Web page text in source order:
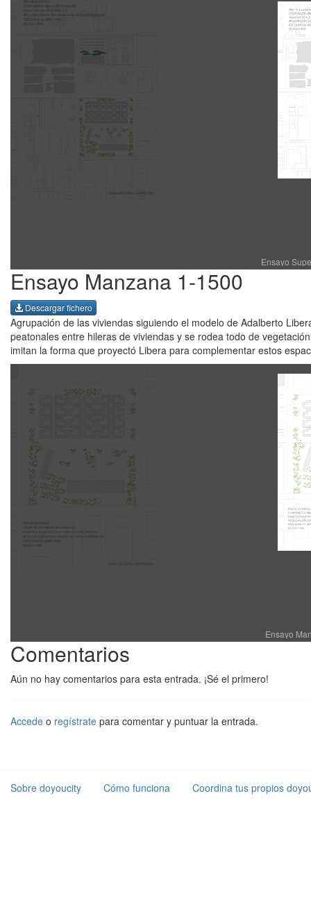
Ensayo
Ensayo Manzana 1-1500
Descargar fichero
Agrupación de las viviendas siguiendo el modelo de Adalberto
peatonales entre hileras de viviendas y se rodea todo de
imitan la forma que proyectó Libera para complementar estos
Ensayo
Comentarios
Aún no hay comentarios para esta entrada. ¡Sé el primero!
Accede o regístrate para comentar y puntuar la entrada.
Sobre doyoucity Cómo funciona Coordina tus propios